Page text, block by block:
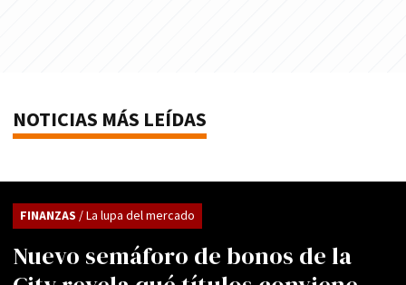
NOTICIAS MÁS LEÍDAS
Nuevo semáforo de bonos de la
FINANZAS / La lupa del mercado